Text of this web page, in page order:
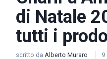
di Natale
tutti i
scritto da Alberto Muraro 9